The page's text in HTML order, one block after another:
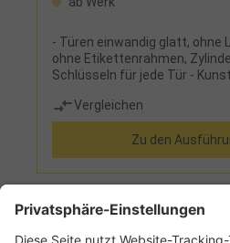
- Türen einwandig glatt, ohne
ohne Etikettenrahmen,
Schlüsseln für jede Tür -
Einbrennbeschichtung in RAL
aus Stahl (teilverzinkt)-
(B240xT477xH415 mm),
Vergleichen
Zu den
1 2